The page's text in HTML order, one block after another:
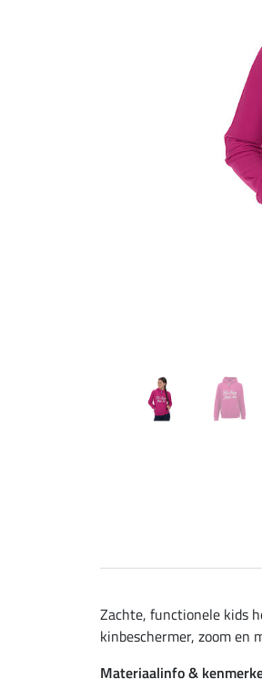
Zachte, functionele kids
kinbeschermer, zoom en
Materiaalinfo &